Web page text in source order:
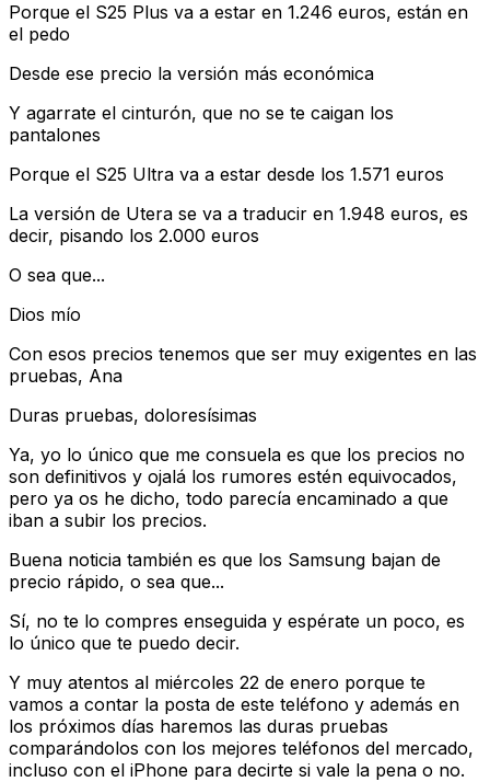
Porque el S25 Plus va a estar en 1.246 euros, están en
el pedo
Desde ese precio la versión más económica
Y agarrate el cinturón, que no se te caigan los
pantalones
Porque el S25 Ultra va a estar desde los 1.571 euros
La versión de Utera se va a traducir en 1.948 euros, es
decir, pisando los 2.000 euros
O sea que...
Dios mío
Con esos precios tenemos que ser muy exigentes en las
pruebas, Ana
Duras pruebas, doloresísimas
Ya, yo lo único que me consuela es que los precios no
son definitivos y ojalá los rumores estén equivocados,
pero ya os he dicho, todo parecía encaminado a que
iban a subir los precios.
Buena noticia también es que los Samsung bajan de
precio rápido, o sea que...
Sí, no te lo compres enseguida y espérate un poco, es
lo único que te puedo decir.
Y muy atentos al miércoles 22 de enero porque te
vamos a contar la posta de este teléfono y además en
los próximos días haremos las duras pruebas
comparándolos con los mejores teléfonos del mercado,
incluso con el iPhone para decirte si vale la pena o no.